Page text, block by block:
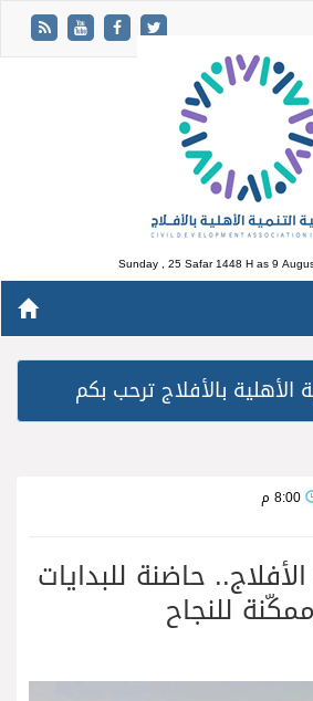
Sunday , 25 Safar 1448 H as9
الأهلية بالأفلاج ترحب بكم
حاضنة للبدايات
للنجاح